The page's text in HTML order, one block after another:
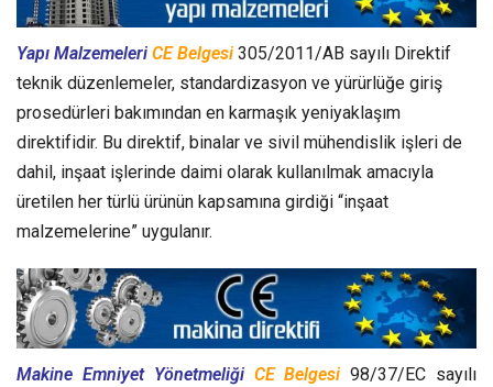
Yapı Malzemeleri CE Belgesi 305/2011/AB sayılı Direktif
teknik düzenlemeler, standardizasyon ve yürürlüğe giriş
prosedürleri bakımından en karmaşık yeniyaklaşım
direktifidir. Bu direktif, binalar ve sivil mühendislik işleri de
dahil, inşaat işlerinde daimi olarak kullanılmak amacıyla
üretilen her türlü ürünün kapsamına girdiği “inşaat
malzemelerine” uygulanır.
Makine Emniyet Yönetmeliği CE Belgesi98/37/EC sayılı